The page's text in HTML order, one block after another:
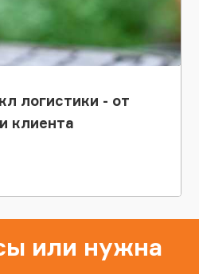
логистики - от
клиента
или нужна